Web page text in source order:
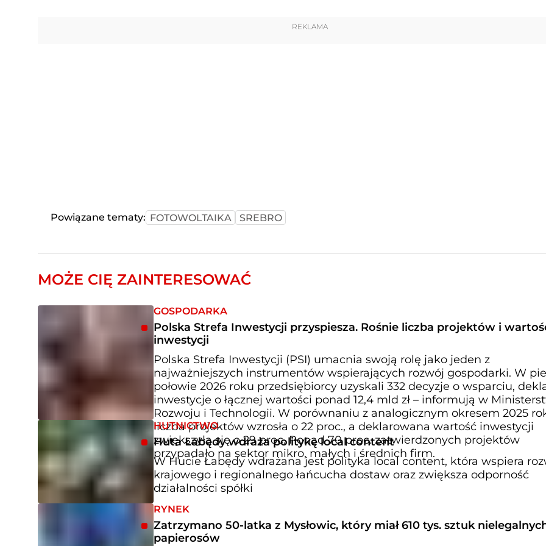
REKLAMA
Powiązane tematy: FOTOWOLTAIKA SREBRO
MOŻE CIĘ ZAINTERESOWAĆ
GOSPODARKA
Polska Strefa Inwestycji przyspiesza. Rośnie liczba projektów i
inwestycji
Polska Strefa Inwestycji (PSI) umacnia swoją rolę jako jeden z
najważniejszych instrumentów wspierających rozwój gospodarki. W
połowie 2026 roku przedsiębiorcy uzyskali 332 decyzje o wsparciu,
inwestycje o łącznej wartości ponad 12,4 mld zł – informują w
Rozwoju i Technologii. W porównaniu z analogicznym okresem 2025
liczba projektów wzrosła o 22 proc., a deklarowana wartość inwestycji
zwiększyła się o 29 proc. Ponad 70 proc. zatwierdzonych projektów
przypadało na sektor mikro, małych i średnich firm.
HUTNICTWO
Huta Łabędy wdraża politykę local content
W Hucie Łabędy wdrażana jest polityka local content, która wspiera
krajowego i regionalnego łańcucha dostaw oraz zwiększa odporność
działalności spółki
RYNEK
Zatrzymano 50-latka z Mysłowic, który miał 610 tys. sztuk
papierosów